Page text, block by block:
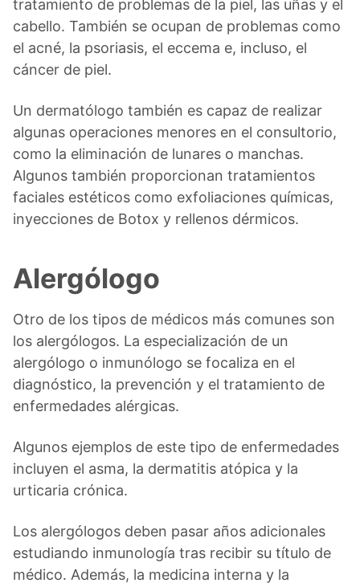
tratamiento de problemas de la piel, las uñas y el
cabello. También se ocupan de problemas como
el acné, la psoriasis, el eccema e, incluso, el
cáncer de piel.
Un dermatólogo también es capaz de realizar
algunas operaciones menores en el consultorio,
como la eliminación de lunares o manchas.
Algunos también proporcionan tratamientos
faciales estéticos como exfoliaciones químicas,
inyecciones de Botox y rellenos dérmicos.
Alergólogo
Otro de los tipos de médicos más comunes son
los alergólogos. La especialización de un
alergólogo o inmunólogo se focaliza en el
diagnóstico, la prevención y el tratamiento de
enfermedades alérgicas.
Algunos ejemplos de este tipo de enfermedades
incluyen el asma, la dermatitis atópica y la
urticaria crónica.
Los alergólogos deben pasar años adicionales
estudiando inmunología tras recibir su título de
médico. Además, la medicina interna y la